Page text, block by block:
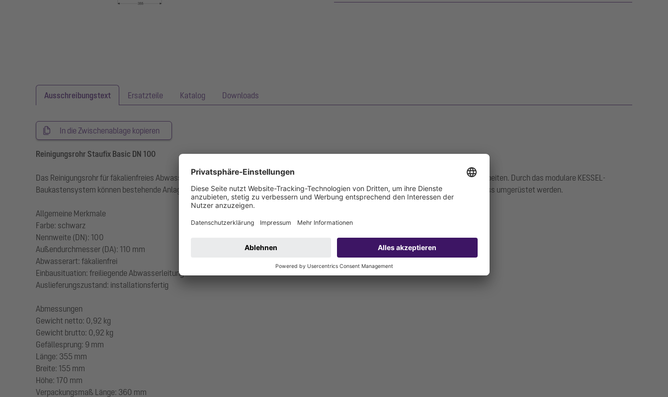
Ausschreibungstext Ersatzteile Katalog Downloads
In die Zwischenablage kopieren
Reinigungsrohr Staufix Basic DN 100
Das Reinigungsrohr für fäkalienfreies Abwasser ermöglicht einen komfortablen Zugang zu Abwasserleitungen für Revisions- und Wartungsarbeiten. Durch das modulare KESSEL-
Baukastensystem können bestehende Anlagen problemlos zum Rückstauverschluss Staufix Basic mit bis zu zwei Klappen und Notverschluss umgerüstet werden.
Allgemeine Merkmale
Farbe: schwarz
Nennweite (DN): 100
Außendurchmesser (DA): 110 mm
Abwasserart: fäkalienfrei
Einbausituation: freiliegende Abwasserleitung
Auslieferungszustand: installationsfertig
Abmessungen
Gewicht netto: 0,92 kg
Gewicht brutto: 0,92 kg
Gefällesprung: 9 mm
Länge: 355 mm
Breite: 155 mm
Höhe: 170 mm
Verpackungsmaß Länge: 360 mm